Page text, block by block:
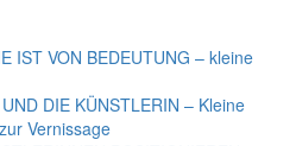
IST VON BEDEUTUNG – kleine
DIE KÜNSTLERIN – Kleine
Vernissage